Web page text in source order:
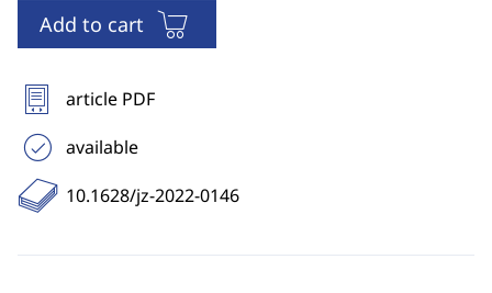
Add to cart
article PDF
available
10.1628/jz-2022-0146